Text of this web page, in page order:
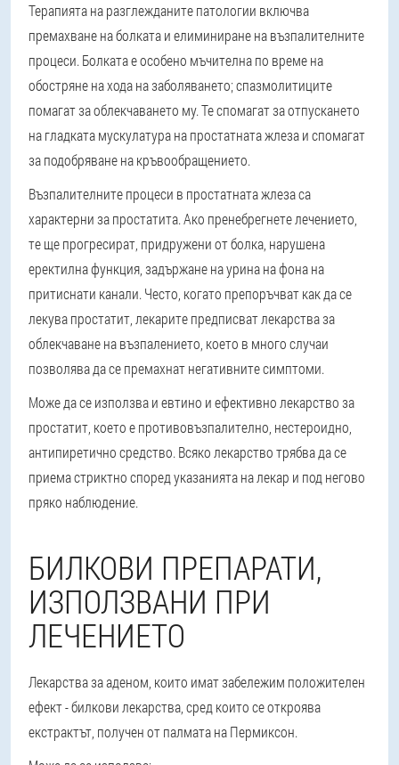
Терапията на разглежданите патологии включва
премахване на болката и елиминиране на възпалителните
процеси. Болката е особено мъчителна по време на
обостряне на хода на заболяването; спазмолитиците
помагат за облекчаването му. Те спомагат за отпускането
на гладката мускулатура на простатната жлеза и спомагат
за подобряване на кръвообращението.
Възпалителните процеси в простатната жлеза са
характерни за простатита. Ако пренебрегнете лечението,
те ще прогресират, придружени от болка, нарушена
еректилна функция, задържане на урина на фона на
притиснати канали. Често, когато препоръчват как да се
лекува простатит, лекарите предписват лекарства за
облекчаване на възпалението, което в много случаи
позволява да се премахнат негативните симптоми.
Може да се използва и евтино и ефективно лекарство за
простатит, което е противовъзпалително, нестероидно,
антипиретично средство. Всяко лекарство трябва да се
приема стриктно според указанията на лекар и под негово
пряко наблюдение.
БИЛКОВИ ПРЕПАРАТИ,
ИЗПОЛЗВАНИ ПРИ
ЛЕЧЕНИЕТО
Лекарства за аденом, които имат забележим положителен
ефект - билкови лекарства, сред които се откроява
екстрактът, получен от палмата на Пермиксон.